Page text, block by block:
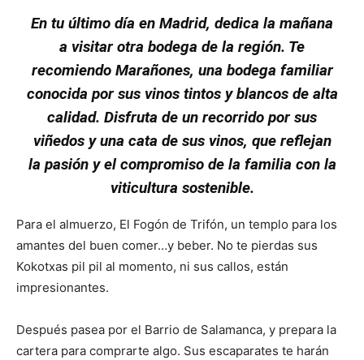
En tu último día en Madrid, dedica la mañana
a visitar otra bodega de la región. Te
recomiendo Marañones, una bodega familiar
conocida por sus vinos tintos y blancos de alta
calidad. Disfruta de un recorrido por sus
viñedos y una cata de sus vinos, que reflejan
la pasión y el compromiso de la familia con la
viticultura sostenible.
Para el almuerzo, El Fogón de Trifón, un templo para los
amantes del buen comer…y beber. No te pierdas sus
Kokotxas pil pil al momento, ni sus callos, están
impresionantes.
Después pasea por el Barrio de Salamanca, y prepara la
cartera para comprarte algo. Sus escaparates te harán